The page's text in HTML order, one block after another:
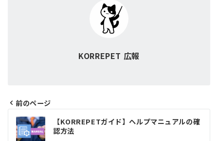
KORREPET 広報
投
稿
前のページ
【KORREPETガイド】ヘルプマニュアルの確
認方法